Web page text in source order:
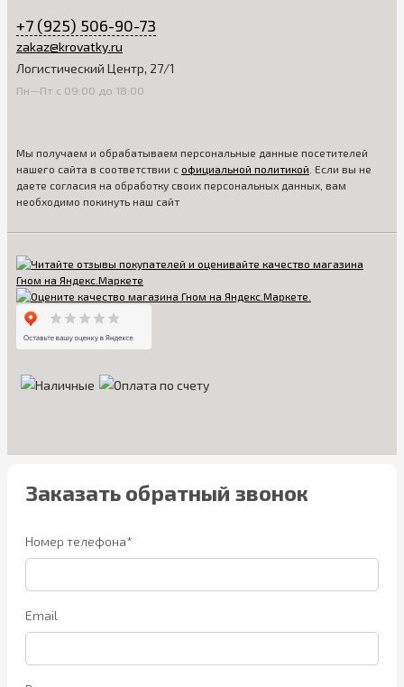
+7 (925) 506-90-73
zakaz@krovatky.ru
Логистический Центр, 27/1
Пн—Пт с 09:00 до 18:00
Мы получаем и обрабатываем персональные данные посетителей
нашего сайта в соответствии с официальной политикой . Если вы не
даете согласия на обработку своих персональных данных, вам
необходимо покинуть наш сайт
Заказать обратный звонок
Номер телефона*
Email